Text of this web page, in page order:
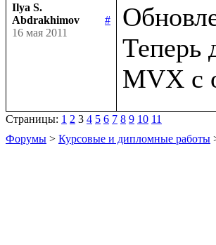
Ilya S.
Abdrakhimov
#
16 мая 2011
Теперь
Страницы: 1 2 3 4 5 6 7 8 9 10 11
Форумы > Курсовые и дипломные работы